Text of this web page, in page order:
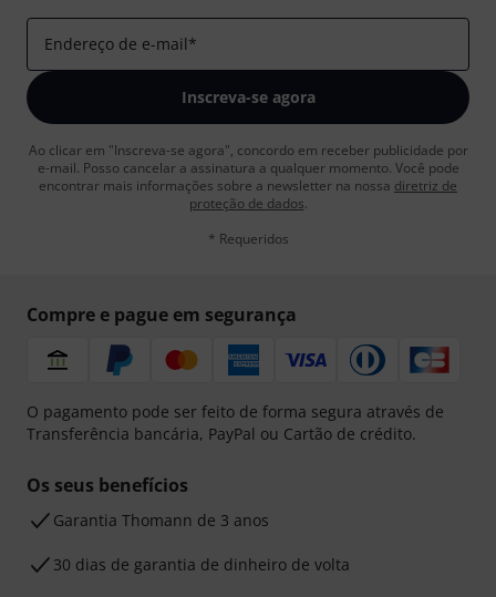
Endereço de e-mail*
Inscreva-se agora
Ao clicar em "Inscreva-se agora", concordo em receber publicidade por
e-mail. Posso cancelar a assinatura a qualquer momento. Você pode
encontrar mais informações sobre a newsletter na nossa diretriz de
proteção de dados.
* Requeridos
Compre e pague em segurança
O pagamento pode ser feito de forma segura através de
Transferência bancária, PayPal ou Cartão de crédito.
Os seus benefícios
Garantia Thomann de 3 anos
30 dias de garantia de dinheiro de volta